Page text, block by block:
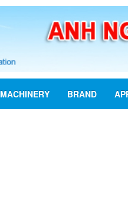
MACHINERY BRAND